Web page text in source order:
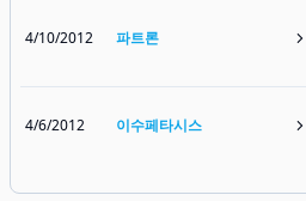
4/10/2012 파트론
4/6/2012 이수페타시스